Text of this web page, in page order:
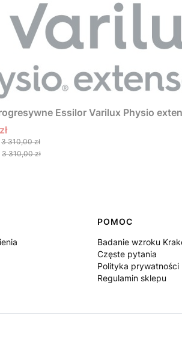
Essilor Varilux Physio
3 310,00 zł
3 310,00 zł
POMOC
Badanie wzroku
Częste pytania
Polityka prywatności
Regulamin sklepu